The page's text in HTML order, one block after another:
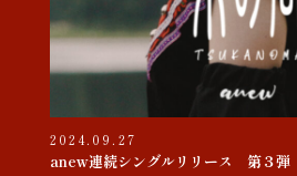
2024.09.27
anew連続シングルリリース 第３